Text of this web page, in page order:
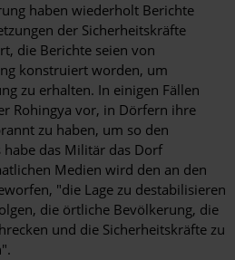
haben wiederholt Berichte
der Sicherheitskräfte
die Berichte seien von
konstruiert worden, um
zu erhalten. In einigen Fällen
Rohingya vor, in Dörfern ihre
zu haben, um so den
habe das Militär das Dorf
Medien wird den an den
"die Lage zu destabilisieren
die örtliche Bevölkerung, die
und die Sicherheitskräfte zu